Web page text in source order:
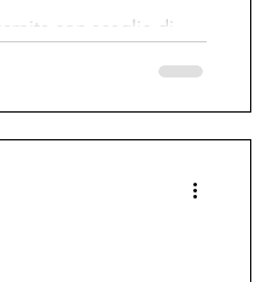
con scaglie di